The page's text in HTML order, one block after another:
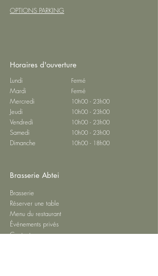
OPTIONS PARKING
Horaires d'ouverture
Lundi
Mardi
Mercredi
Jeudi
Vendredi
Samedi
Dimanche
Fermé
Fermé
10h00 - 23h00
10h00 - 23h00
10h00 - 23h00
10h00 - 23h00
10h00 - 18h00
Brasserie Abtei
Brasserie
Réserver une table
Menu du restaurant
Événements privés
Contact